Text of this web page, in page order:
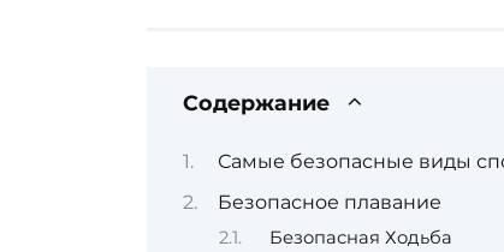
Содержание
Самые безопасные виды
Безопасное плавание
Безопасная Ходьба